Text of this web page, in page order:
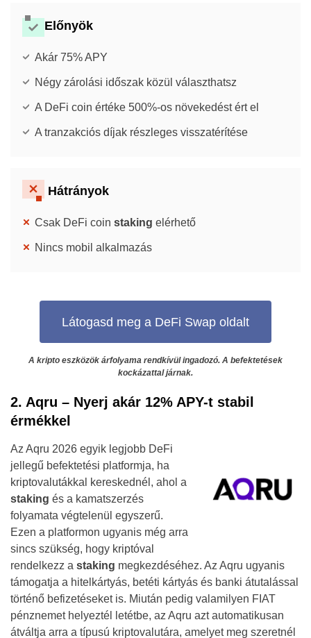
Előnyök
Akár 75% APY
Négy zárolási időszak közül választhatsz
A DeFi coin értéke 500%-os növekedést ért el
A tranzakciós díjak részleges visszatérítése
Hátrányok
Csak DeFi coin staking elérhető
Nincs mobil alkalmazás
Látogasd meg a DeFi Swap oldalt
A kripto eszközök árfolyama rendkívül ingadozó. A befektetések
kockázattal járnak.
2. Aqru – Nyerj akár 12% APY-t stabil
érmékkel
Az Aqru 2026 egyik legjobb DeFi
jellegű befektetési platformja, ha
kriptovalutákkal kereskednél, ahol a
staking és a kamatszerzés
folyamata végtelenül egyszerű.
Ezen a platformon ugyanis még arra
sincs szükség, hogy kriptóval
rendelkezz a staking megkezdéséhez. Az Aqru ugyanis
támogatja a hitelkártyás, betéti kártyás és banki átutalással
történő befizetéseket is. Miután pedig valamilyen FIAT
pénznemet helyeztél letétbe, az Aqru azt automatikusan
átváltja arra a típusú kriptovalutára, amelyet meg szeretnél